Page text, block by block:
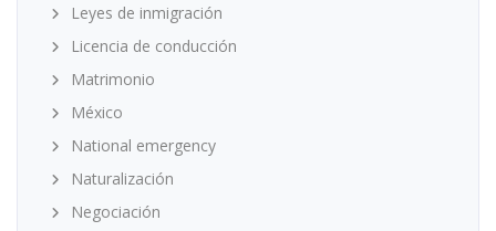
Leyes de inmigración
Licencia de conducción
Matrimonio
México
National emergency
Naturalización
Negociación